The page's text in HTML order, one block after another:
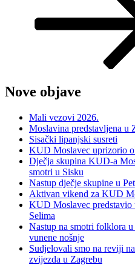
Nove objave
Mali vezovi 2026.
Moslavina predstavljena u
Sisački lipanjski susreti
KUD Moslavec uprizorio
Dječja skupina KUD-a
smotri u Sisku
Nastup dječje skupine u
Aktivan vikend za KUD
KUD Moslavec
Selima
Nastup na smotri folklora
vunene nošnje
Sudjelovali smo na reviji
zvijezda u Zagrebu